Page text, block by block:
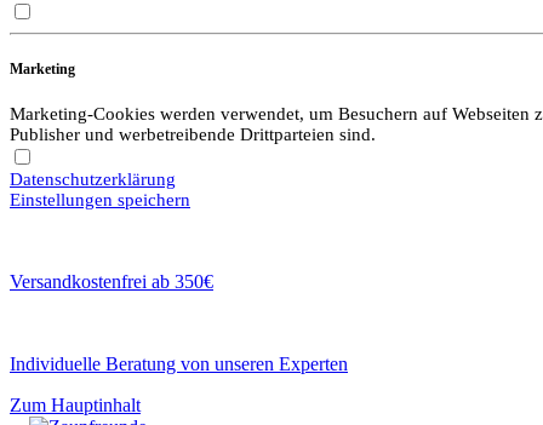
Marketing
Marketing-Cookies werden verwendet, um Besuchern auf
Publisher und werbetreibende Drittparteien sind.
Datenschutzerklärung
Einstellungen speichern
Versandkostenfrei ab 350€
Individuelle Beratung von unseren Experten
Zum Hauptinhalt